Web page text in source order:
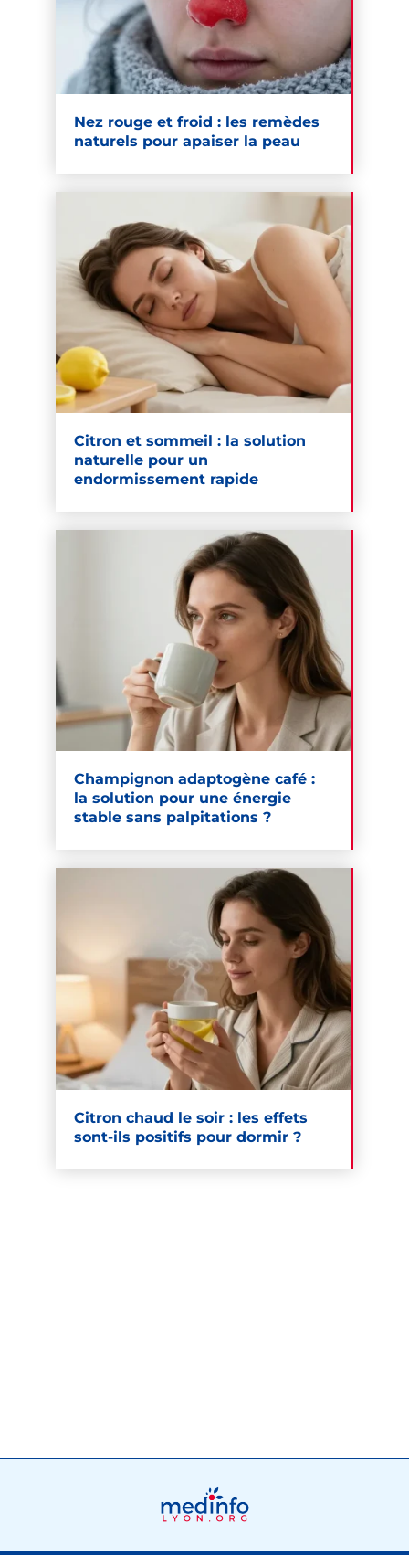
Nez rouge et froid : les remèdes
naturels pour apaiser la peau
Citron et sommeil : la solution
naturelle pour un
endormissement rapide
Champignon adaptogène café :
la solution pour une énergie
stable sans palpitations ?
Citron chaud le soir : les effets
sont-ils positifs pour dormir ?